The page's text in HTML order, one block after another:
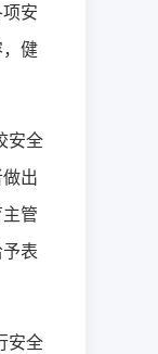
安
健
安全
出
管
表
安全